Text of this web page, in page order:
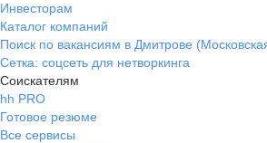
Инвесторам
Каталог компаний
Поиск по вакансиям в Дмитрове
Сетка: соцсеть для нетворкинга
Соискателям
hh PRO
Готовое резюме
Все сервисы